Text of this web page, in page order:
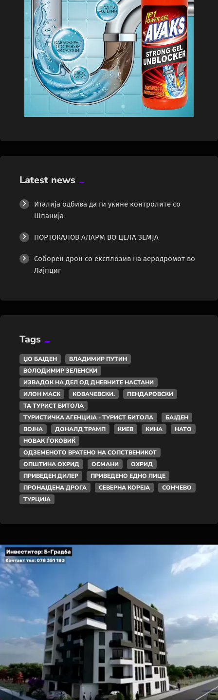
Latest news
Италија одбива да ги укине контролите со
Шпанија
ПОРТОКАЛОВ АЛАРМ ВО ЦЕЛА ЗЕМЈА
Соборен дрон со експлозив на аеродромот во
Лајпциг
Tags
ЏО БАЈДЕН
ВЛАДИМИР ПУТИН
ВОЛОДИМИР ЗЕЛЕНСКИ
ИЗВАДОК НА ДЕЛ ОД ДНЕВНИТЕ НАСТАНИ
ИЛОН МАСК
КОВАЧЕВСКИ.
ПЕНДАРОВСКИ
ТА ТУРИСТ БИТОЛА
ТУРИСТИЧКА АГЕНЦИЈА - ТУРИСТ БИТОЛА
БАЈДЕН
ВОЈНА
ДОНАЛД ТРАМП КИЕВ КИНА
НАТО
НОВАК ЃОКОВИЌ
ОДЗЕМЕНОТО ВРАТЕНО НА СОПСТВЕНИКОТ
ОПШТИНА ОХРИД
ОСМАНИ
ОХРИД
ПРИВЕДЕН ДИЛЕР
ПРИВЕДЕНО ЕДНО ЛИЦЕ
ПРОНАЈДЕНА ДРОГА
СЕВЕРНА КОРЕЈА
СОНЧЕВО
ТУРЦИЈА